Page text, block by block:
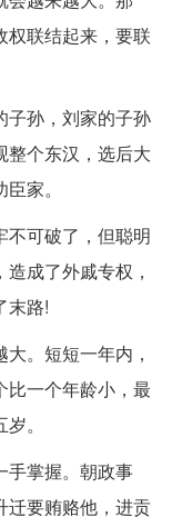
权联结起来，要联
子孙，刘家的子孙
整个东汉，选后大
家。
不可破了，但聪明
成了外戚专权，
末路!
。短短一年内，
比一个年龄小，最
。
手掌握。朝政事
迁要贿赂他，进贡